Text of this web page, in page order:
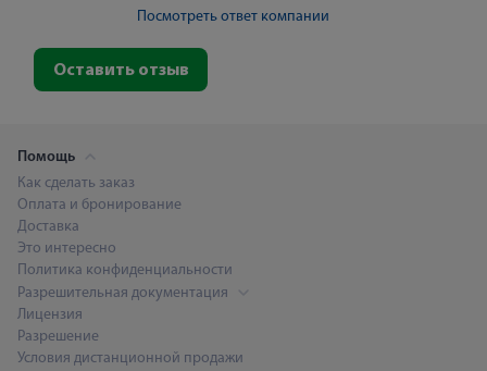
Посмотреть ответ компании
Оставить отзыв
Помощь
Как сделать заказ
Оплата и бронирование
Доставка
Это интересно
Политика конфиденциальности
Разрешительная документация
Лицензия
Разрешение
Условия дистанционной продажи